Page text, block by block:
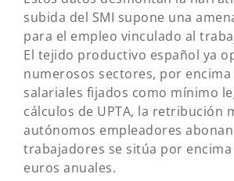
subida del SMI supone una
para el empleo vinculado al
El tejido productivo español ya
numerosos sectores, por encima
salariales fijados como mínimo
cálculos de UPTA, la retribución
autónomos empleadores
trabajadores se sitúa por encima
euros anuales.